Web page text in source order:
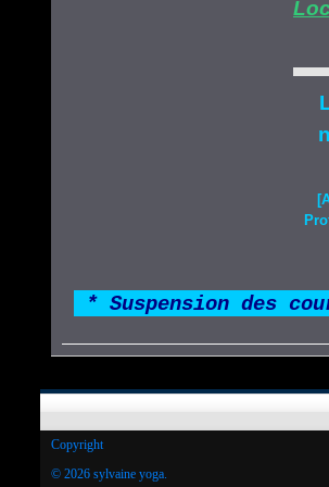
* Suspension des
Copyright
© 2026 sylvaine yoga.